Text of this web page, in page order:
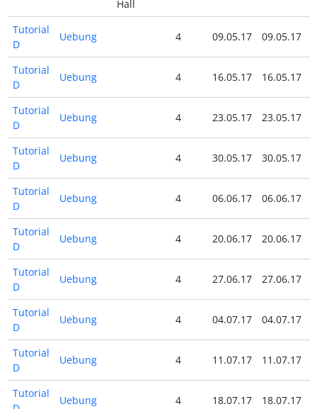
Hall
Tutorial
D
Uebung 4 09.05.17 09.05.17
Tutorial
D
Uebung 4 16.05.17 16.05.17
Tutorial
D
Uebung 4 23.05.17 23.05.17
Tutorial
D
Uebung 4 30.05.17 30.05.17
Tutorial
D
Uebung 4 06.06.17 06.06.17
Tutorial
D
Uebung 4 20.06.17 20.06.17
Tutorial
D
Uebung 4 27.06.17 27.06.17
Tutorial
D
Uebung 4 04.07.17 04.07.17
Tutorial
D
Uebung 4 11.07.17 11.07.17
Tutorial
Uebung 4 18.07.17 18.07.17